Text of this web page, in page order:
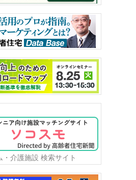
・介護施設 検索サイト